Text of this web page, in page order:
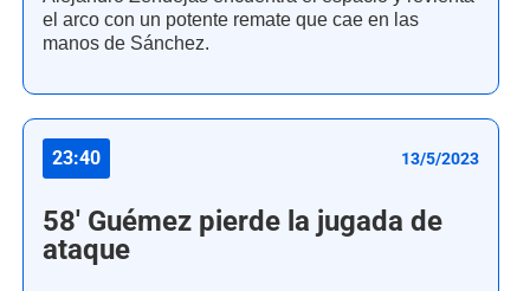
el arco con un potente remate que cae en las
manos de Sánchez.
23:40 13/5/2023
58' Guémez pierde la jugada de
ataque